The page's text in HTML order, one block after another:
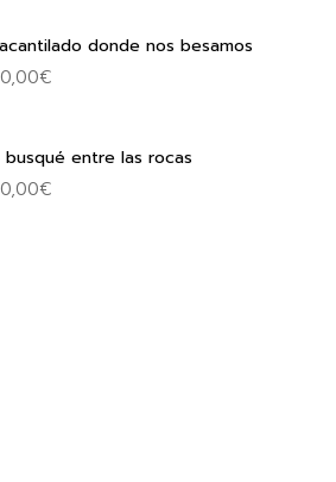
donde nos besamos
€
busqué entre las rocas
€